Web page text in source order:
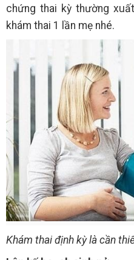
chứng thai kỳ thường
khám thai 1 lần mẹ nhé.
Khám thai định kỳ là cần